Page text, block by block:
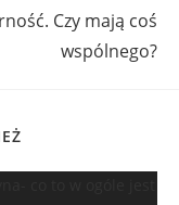
Czy mają coś
wspólnego?